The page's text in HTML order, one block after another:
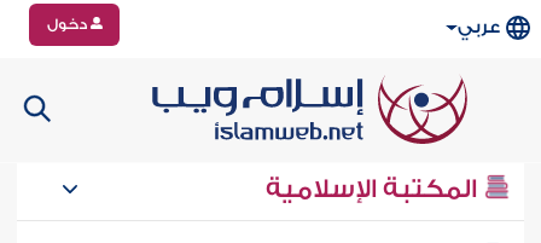
عربي دخول
المكتبة الإسلامية